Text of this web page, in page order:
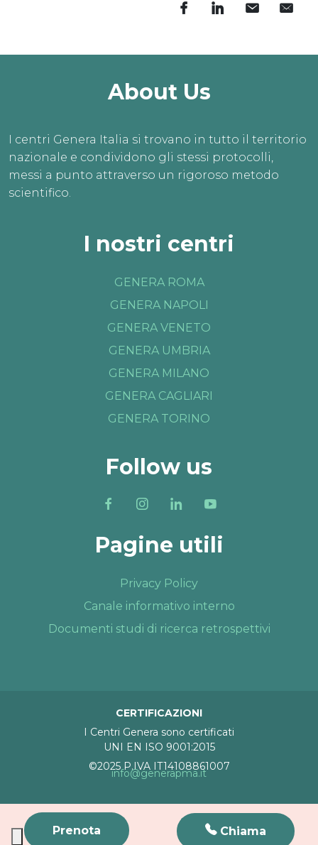
About Us
I centri Genera Italia si trovano in tutto il territorio
nazionale e condividono gli stessi protocolli,
messi a punto attraverso un rigoroso metodo
scientifico.
I nostri centri
GENERA ROMA
GENERA NAPOLI
GENERA VENETO
GENERA UMBRIA
GENERA MILANO
GENERA CAGLIARI
GENERA TORINO
Follow us
Pagine utili
Privacy Policy
Canale informativo interno
Documenti studi di ricerca retrospettivi
CERTIFICAZIONI
I Centri Genera sono certificati
UNI EN ISO 9001:2015
©2025 P.IVA IT14108861007
info@generapma.it
Prenota